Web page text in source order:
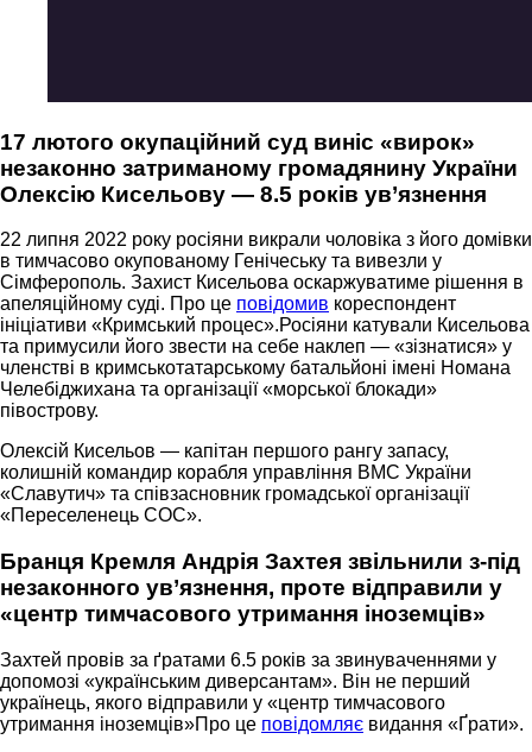
17 лютого окупаційний суд виніс «вирок»
незаконно затриманому громадянину України
Олексію Кисельову — 8.5 років ув’язнення
22 липня 2022 року росіяни викрали чоловіка з його домівки
в тимчасово окупованому Генічеську та вивезли у
Сімферополь. Захист Кисельова оскаржуватиме рішення в
апеляційному суді. Про це повідомив кореспондент
ініціативи «Кримський процес».Росіяни катували Кисельова
та примусили його звести на себе наклеп — «зізнатися» у
членстві в кримськотатарському батальйоні імені Номана
Челебіджихана та організації «морської блокади»
півострову.
Олексій Кисельов — капітан першого рангу запасу,
колишній командир корабля управління ВМС України
«Славутич» та співзасновник громадської організації
«Переселенець СОС».
Бранця Кремля Андрія Захтея звільнили з-під
незаконного ув’язнення, проте відправили у
«центр тимчасового утримання іноземців»
Захтей провів за ґратами 6.5 років за звинуваченнями у
допомозі «українським диверсантам». Він не перший
українець, якого відправили у «центр тимчасового
утримання іноземців»Про це повідомляє видання «Ґрати».